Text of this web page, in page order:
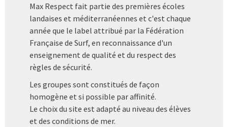
Max Respect fait partie des premières écoles
landaises et méditerranéennes et c'est chaque
année que le label attribué par la Fédération
Française de Surf, en reconnaissance d'un
enseignement de qualité et du respect des
règles de sécurité.
Les groupes sont constitués de façon
homogène et si possible par affinité.
Le choix du site est adapté au niveau des élèves
et des conditions de mer.